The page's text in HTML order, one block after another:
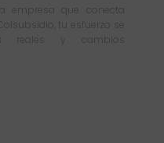
empresa que conecta
tu esfuerzo se
reales y cambios